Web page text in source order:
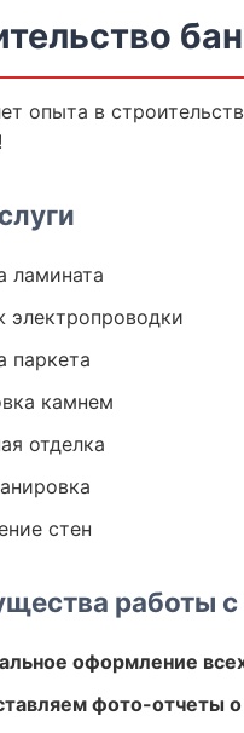
опыта в
ламината
электропроводки
паркета
камнем
отделка
стен
работы с
оформление
фото-отчеты